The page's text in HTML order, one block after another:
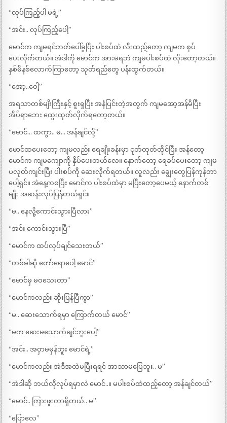
“လုပ်ကြည့်ပါ မရဲ့”
“အင်း.. လုပ်ကြည့်ပေါ့”
မောင်က ကျမရင်ဘတ်ပေါ်ခွပြီး ပါးစပ်ထဲ လီးထည့်တော့ ကျမက စုပ်
ပေးလိုက်တယ်။ အဲဒါကို မောင်က အားမရဘဲ ကျမပါးစပ်ထဲ လိုးတော့တယ်။
နှစ်မိနစ်လောက်ကြာတော့ သုတ်ရည်တွေ ပန်းထွက်တယ်။
“အော့..ဝေါ့”
အရသာတစ်မျိးကြီးနှင့် စူးရှပြီး အနံပြင်းတဲ့အတွက် ကျမအော့အန်မိပြီး
အိပ်ရာဘေး ထွေးထုတ်လိုက်ရတော့တယ်။
“မောင်… ထကွာ.. မ… အန်ချင်လို့”
မောင်ထပေးတော့ ကျမလည်း ရေချိုးခန်းမှာ ငုတ်တုတ်ထိုင်ပြီး အန်တော့
မောင်က ကျမကျောကို နှိပ်ပေးတယ်လေ။ နောက်တော့ ရေခပ်ပေးတော့ ကျမ
ပလုတ်ကျင်းပြီး ပါးစပ်ကို ဆေးလိုက်ရတယ်။ လူလည်း ချွေးတွေပြန်ကုန်တာ
ပေါ့ရှင်။ အဲနေ့ကစပြီး မောင်က ပါးစပ်ထဲမှာ မပြီးတော့ပေမယ့် နောက်တစ်
မျိုး အဆန်းလုပ်ပြန်တယ်ရှင်။
“မ.. နေလို့ကောင်းသွားပြီလား”
“အင်း ကောင်းသွားပြီ”
“မောင်က ထပ်လုပ်ချင်သေးတယ်”
“တစ်ခါဆို တော်ရောပေါ့ မောင်”
“မောင်မှ မဝသေးတာ”
“မောင်ကလည်း ဆိုးပြန်ပြီကွာ”
“မ.. ဆေးသောက်ရမှာ ကြောက်တယ် မောင်”
“မက ဆေးမသောက်ချင်ဘူးပေါ့”
“အင်း.. အဝှာမမှန်ဘူး မောင်ရဲ့”
“မောင်ကလည်း အဲဒီအထဲမပြီးရရင် အာသာမပြေဘူး.. မ”
“အဲဒါဆို ဘယ်လိုလုပ်ရမှာလဲ မောင်..။ မပါးစပ်ထဲထည့်တော့ အန်ချင်တယ်”
“မောင်.. ကြားဖူးတာရှိတယ်.. မ”
“ပြောလေ”